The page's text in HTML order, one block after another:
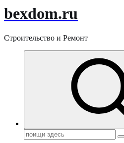
bexdom.ru
Строительство и Ремонт
Поиск: